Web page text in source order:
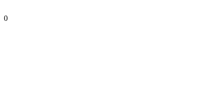
0